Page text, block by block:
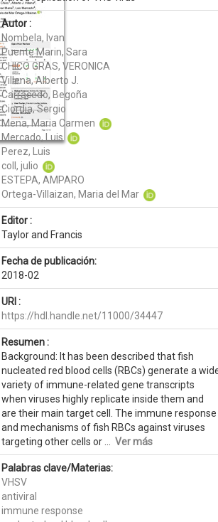
Autor :
Nombela, Ivan
Puente Marin, Sara
CHICO GRAS, VERONICA
Villena, Alberto J.
Carracedo, Begoña
Ciordia, Sergio
Mena, Maria Carmen
Mercado, Luis
Perez, Luis
coll, julio
ESTEPA, AMPARO
Ortega-Villaizan, Maria del Mar
Editor :
Taylor and Francis
Fecha de publicación:
2018-02
URI :
https://hdl.handle.net/11000/34447
Resumen :
Background: It has been described that fish
nucleated red blood cells (RBCs) generate a
variety of immune-related gene transcripts
when viruses highly replicate inside them and
are their main target cell. The immune response
and mechanisms of fish RBCs against viruses
targeting other cells or ... Ver más
Palabras clave/Materias:
VHSV
antiviral
immune response